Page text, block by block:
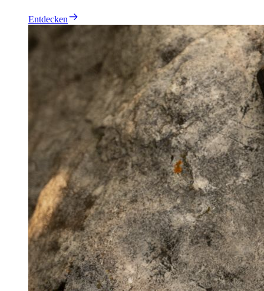
Entdecken